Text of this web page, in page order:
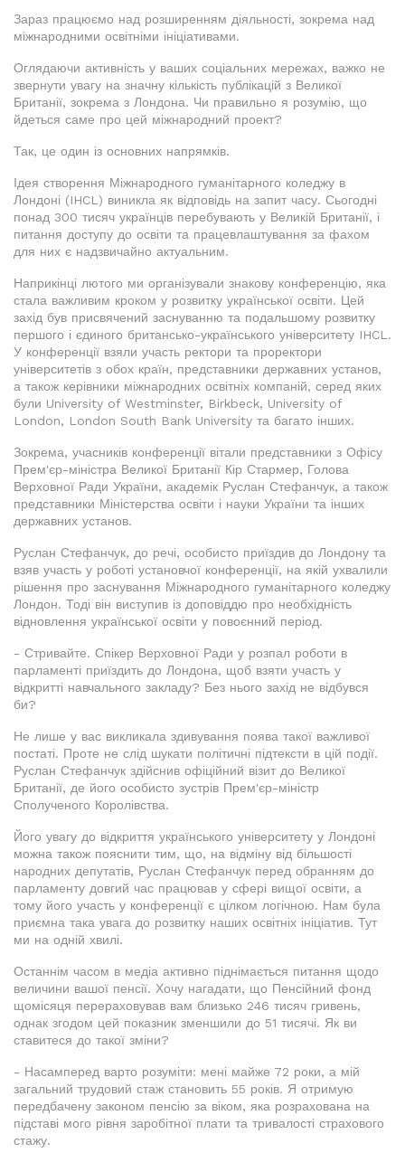
Зараз працюємо над розширенням діяльності, зокрема над
міжнародними освітніми ініціативами.
Оглядаючи активність у ваших соціальних мережах, важко не
звернути увагу на значну кількість публікацій з Великої
Британії, зокрема з Лондона. Чи правильно я розумію, що
йдеться саме про цей міжнародний проект?
Так, це один із основних напрямків.
Ідея створення Міжнародного гуманітарного коледжу в
Лондоні (IHCL) виникла як відповідь на запит часу. Сьогодні
понад 300 тисяч українців перебувають у Великій Британії, і
питання доступу до освіти та працевлаштування за фахом
для них є надзвичайно актуальним.
Наприкінці лютого ми організували знакову конференцію, яка
стала важливим кроком у розвитку української освіти. Цей
захід був присвячений заснуванню та подальшому розвитку
першого і єдиного британсько-українського університету IHCL.
У конференції взяли участь ректори та проректори
університетів з обох країн, представники державних установ,
а також керівники міжнародних освітніх компаній, серед яких
були University of Westminster, Birkbeck, University of
London, London South Bank University та багато інших.
Зокрема, учасників конференції вітали представники з Офісу
Прем'єр-міністра Великої Британії Кір Стармер, Голова
Верховної Ради України, академік Руслан Стефанчук, а також
представники Міністерства освіти і науки України та інших
державних установ.
Руслан Стефанчук, до речі, особисто приїздив до Лондону та
взяв участь у роботі установчої конференції, на якій ухвалили
рішення про заснування Міжнародного гуманітарного коледжу
Лондон. Тоді він виступив із доповіддю про необхідність
відновлення української освіти у повоєнний період.
- Стривайте. Спікер Верховної Ради у розпал роботи в
парламенті приїздить до Лондона, щоб взяти участь у
відкритті навчального закладу? Без нього захід не відбувся
би?
Не лише у вас викликала здивування поява такої важливої
постаті. Проте не слід шукати політичні підтексти в цій події.
Руслан Стефанчук здійснив офіційний візит до Великої
Британії, де його особисто зустрів Прем'єр-міністр
Сполученого Королівства.
Його увагу до відкриття українського університету у Лондоні
можна також пояснити тим, що, на відміну від більшості
народних депутатів, Руслан Стефанчук перед обранням до
парламенту довгий час працював у сфері вищої освіти, а
тому його участь у конференції є цілком логічною. Нам була
приємна така увага до розвитку наших освітніх ініціатив. Тут
ми на одній хвилі.
Останнім часом в медіа активно піднімається питання щодо
величини вашої пенсії. Хочу нагадати, що Пенсійний фонд
щомісяця перераховував вам близько 246 тисяч гривень,
однак згодом цей показник зменшили до 51 тисячі. Як ви
ставитеся до такої зміни?
- Насамперед варто розуміти: мені майже 72 роки, а мій
загальний трудовий стаж становить 55 років. Я отримую
передбачену законом пенсію за віком, яка розрахована на
підставі мого рівня заробітної плати та тривалості страхового
стажу.